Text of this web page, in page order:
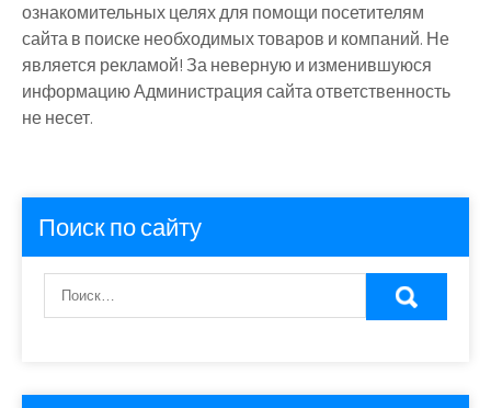
ознакомительных целях для помощи посетителям
сайта в поиске необходимых товаров и компаний. Не
является рекламой! За неверную и изменившуюся
информацию Администрация сайта ответственность
не несет.
Поиск по сайту